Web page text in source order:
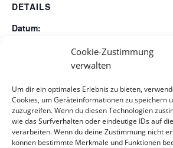
Cookie-Zustimmung
verwalten
Um dir ein optimales Erlebnis zu bieten,
Cookies, um Geräteinformationen zu speichern
zuzugreifen. Wenn du diesen Technologien
wie das Surfverhalten oder eindeutige IDs auf
verarbeiten. Wenn du deine Zustimmung nicht
können bestimmte Merkmale und Funktionen
DETAILS
Datum:
Veranstaltungskategorie:
Gottesdienst WSW
Tröstende Rituale in, Pfarrerin Imke Marie